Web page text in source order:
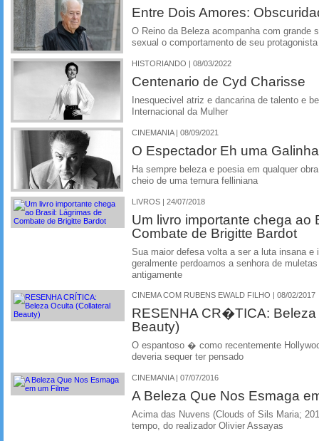
Entre Dois Amores:
O Reino da Beleza acompanha com grande
sexual o comportamento de seu protagonista
HISTORIANDO | 08/03/2022
Centenario de Cyd Charisse
Inesquecivel atriz e dancarina de talento e
Internacional da Mulher
CINEMANIA | 08/09/2021
O Espectador Eh uma Galinha
Ha sempre beleza e poesia em qualquer
cheio de uma ternura felliniana
LIVROS | 24/07/2018
Um livro importante chega
Combate de Brigitte Bardot
Sua maior defesa volta a ser a luta insana
geralmente perdoamos a senhora de
antigamente
CINEMA COM RUBENS EWALD FILHO | 08/02/2017
RESENHA CR�TICA: Beleza
Beauty)
O espantoso � como recentemente
deveria sequer ter pensado
CINEMANIA | 07/07/2016
A Beleza Que Nos Esmaga
Acima das Nuvens (Clouds of Sils Maria;
tempo, do realizador Olivier Assayas